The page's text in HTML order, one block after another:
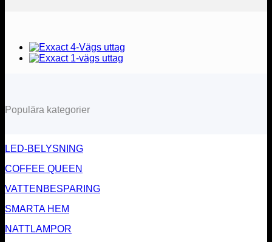
Populära kategorier
LED-BELYSNING
COFFEE QUEEN
VATTENBESPARING
SMARTA HEM
NATTLAMPOR